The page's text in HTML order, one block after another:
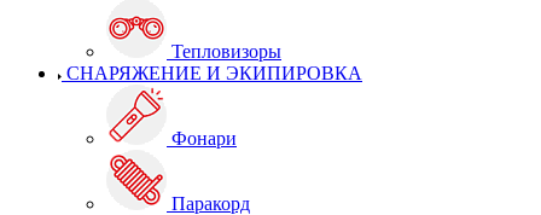
Тепловизоры
СНАРЯЖЕНИЕ И ЭКИПИРОВКА
Фонари
Паракорд